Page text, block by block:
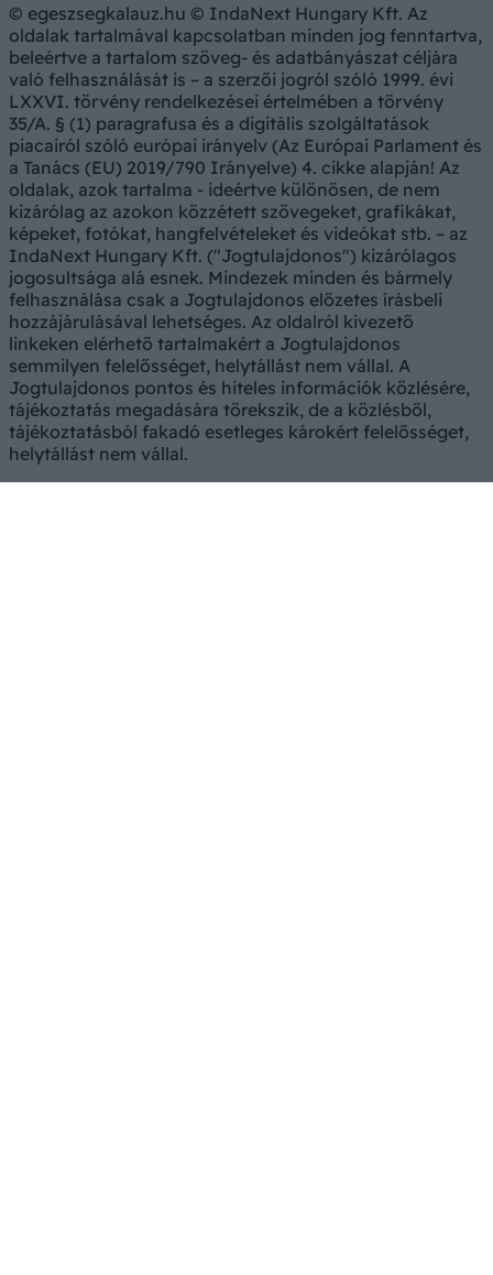
© egeszsegkalauz.hu © IndaNext Hungary Kft. Az
oldalak tartalmával kapcsolatban minden jog fenntartva,
beleértve a tartalom szöveg- és adatbányászat céljára
való felhasználását is – a szerzői jogról szóló 1999. évi
LXXVI. törvény rendelkezései értelmében a törvény
35/A. § (1) paragrafusa és a digitális szolgáltatások
piacairól szóló európai irányelv (Az Európai Parlament és
a Tanács (EU) 2019/790 Irányelve) 4. cikke alapján! Az
oldalak, azok tartalma - ideértve különösen, de nem
kizárólag az azokon közzétett szövegeket, grafikákat,
képeket, fotókat, hangfelvételeket és videókat stb. – az
IndaNext Hungary Kft. ("Jogtulajdonos") kizárólagos
jogosultsága alá esnek. Mindezek minden és bármely
felhasználása csak a Jogtulajdonos előzetes írásbeli
hozzájárulásával lehetséges. Az oldalról kivezető
linkeken elérhető tartalmakért a Jogtulajdonos
semmilyen felelősséget, helytállást nem vállal. A
Jogtulajdonos pontos és hiteles információk közlésére,
tájékoztatás megadására törekszik, de a közlésből,
tájékoztatásból fakadó esetleges károkért felelősséget,
helytállást nem vállal.